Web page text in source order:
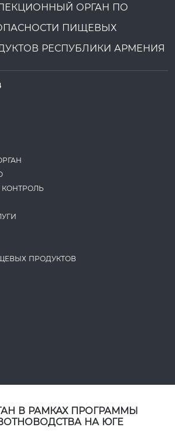
ОРГАН ПО
ПИЩЕВЫХ
РЕСПУБЛИКИ АРМЕНИЯ
ПРОДУКТОВ
В РАМКАХ ПРОГРАММЫ
НА ЮГЕ